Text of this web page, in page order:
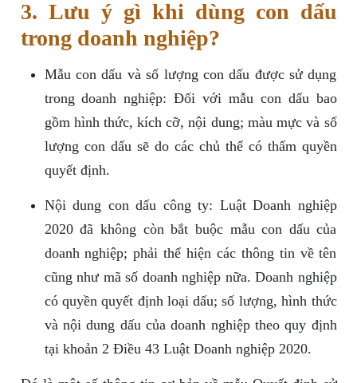
3. Lưu ý gì khi dùng con dấu
trong doanh nghiệp?
Mẫu con dấu và số lượng con dấu được sử dụng
trong doanh nghiệp: Đối với mẫu con dấu bao
gồm hình thức, kích cỡ, nội dung; màu mực và số
lượng con dấu sẽ do các chủ thể có thẩm quyền
quyết định.
Nội dung con dấu công ty: Luật Doanh nghiệp
2020 đã không còn bắt buộc mẫu con dấu của
doanh nghiệp; phải thể hiện các thông tin về tên
cũng như mã số doanh nghiệp nữa. Doanh nghiệp
có quyền quyết định loại dấu; số lượng, hình thức
và nội dung dấu của doanh nghiệp theo quy định
tại khoản 2 Điều 43 Luật Doanh nghiệp 2020.